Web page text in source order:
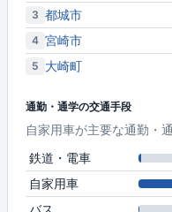
3 都城市
4 宮崎市
5 大崎町
通勤・通学の交通手段
自家用車が主要な通勤・
鉄道・電車
自家用車
バス